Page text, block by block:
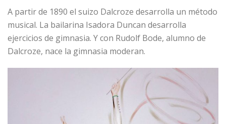
A partir de 1890 el suizo Dalcroze desarrolla un método
musical. La bailarina Isadora Duncan desarrolla
ejercicios de gimnasia. Y con Rudolf Bode, alumno de
Dalcroze, nace la gimnasia moderan.